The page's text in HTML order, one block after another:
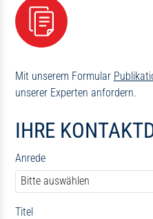
IHRE
Anrede
Titel
Mit unserem Formular
unserer Experten anfordern.